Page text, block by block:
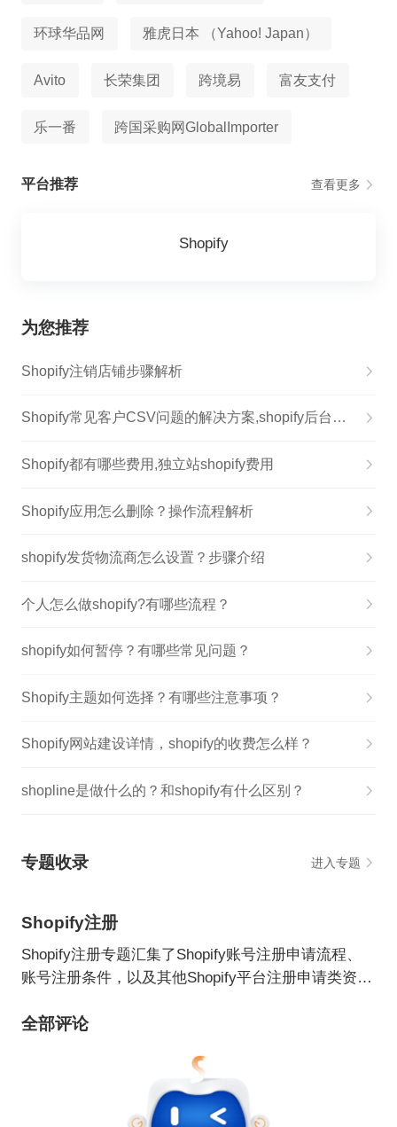
环球华品网 雅虎日本 （Yahoo! Japan）
Avito 长荣集团 跨境易 富友支付
乐一番 跨国采购网GlobalImporter
平台推荐 查看更多
Shopify
为您推荐
Shopify注销店铺步骤解析
Shopify常见客户CSV问题的解决方案,shopify后台使用教程
Shopify都有哪些费用,独立站shopify费用
Shopify应用怎么删除？操作流程解析
shopify发货物流商怎么设置？步骤介绍
个人怎么做shopify?有哪些流程？
shopify如何暂停？有哪些常见问题？
Shopify主题如何选择？有哪些注意事项？
Shopify网站建设详情，shopify的收费怎么样？
shopline是做什么的？和shopify有什么区别？
专题收录 进入专题
Shopify注册
Shopify注册专题汇集了Shopify账号注册申请流程、
账号注册条件，以及其他Shopify平台注册申请类资讯
全部评论